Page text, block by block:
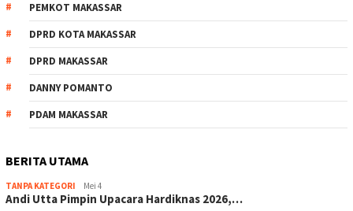
PEMKOT MAKASSAR
DPRD KOTA MAKASSAR
DPRD MAKASSAR
DANNY POMANTO
PDAM MAKASSAR
BERITA UTAMA
TANPA KATEGORI Mei 4
Andi Utta Pimpin Upacara Hardiknas 2026,…